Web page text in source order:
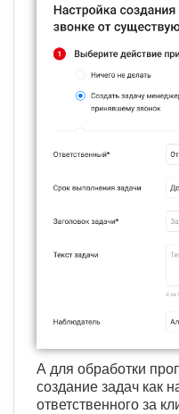
А для обработки
создание задач как
ответственного за